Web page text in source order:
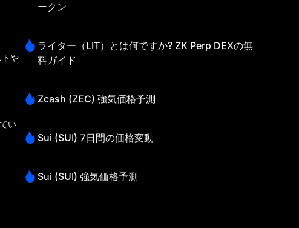
トや
い
ークン
ライター（LIT）とは何ですか? ZK Perp DEXの無
料ガイド
Zcash (ZEC) 強気価格予測
Sui (SUI) 7日間の価格変動
Sui (SUI) 強気価格予測